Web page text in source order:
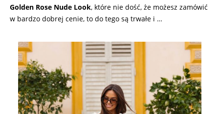
Golden Rose Nude Look, które nie dość, że możesz zamówić
w bardzo dobrej cenie, to do tego są trwałe i …